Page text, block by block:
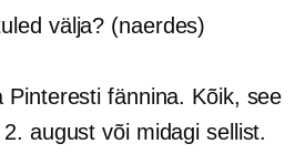
välja? (naerdes)
Pinteresti fännina. Kõik, see
august või midagi sellist.